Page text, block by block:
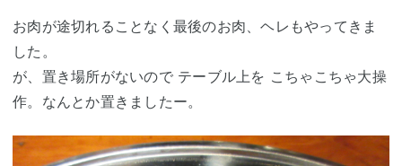
お肉が途切れることなく最後のお肉、ヘレもやってきま
した。
が、置き場所がないので テーブル上を こちゃこちゃ大操
作。なんとか置きましたー。